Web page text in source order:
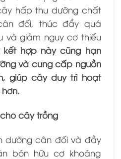
hấp thu dưỡng chất
đối, thúc đẩy quá
và giảm nguy cơ thiếu
kết hợp này cũng hạn
và cung cấp nguồn
giúp cây duy trì hoạt
cây trồng
dưỡng cân đối và đầy
bón hữu cơ khoáng